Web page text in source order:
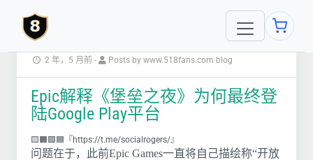
2 年，5 月前 - Posts by www.518fans.com blog
Epic解释《堡垒之夜》为何最终登
陆Google Play平台
🟨🟧🟩🟦『https://t.me/socialrogers/』
问题在于，此前Epic Games一直将自己描绘称“开放